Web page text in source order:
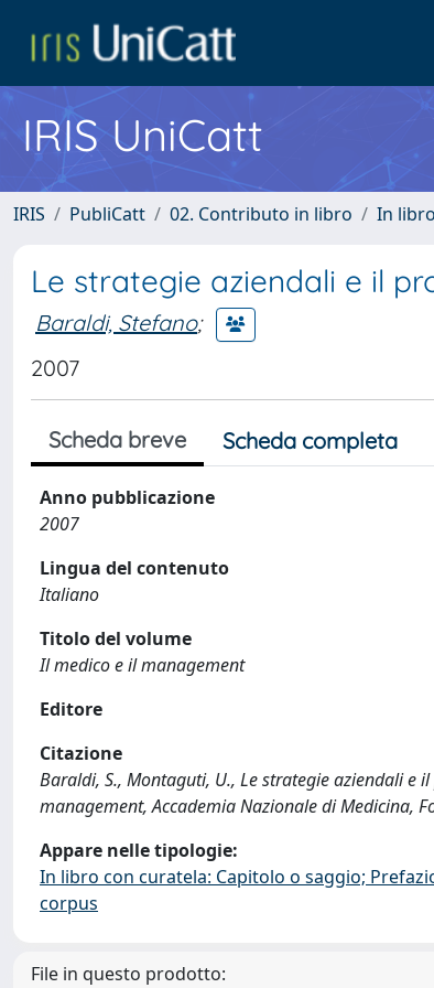
IRIS UniCatt
IRIS PubliCatt 02. Contributo in libro In
Le strategie aziendali e il
Baraldi, Stefano;
2007
Scheda breve Scheda completa
Anno pubblicazione
2007
Lingua del contenuto
Italiano
Titolo del volume
Il medico e il management
Editore
Citazione
Baraldi, S., Montaguti, U., Le strategie aziendali e
management, Accademia Nazionale di Medicina,
Appare nelle tipologie:
In libro con curatela: Capitolo o saggio;
corpus
File in questo prodotto: